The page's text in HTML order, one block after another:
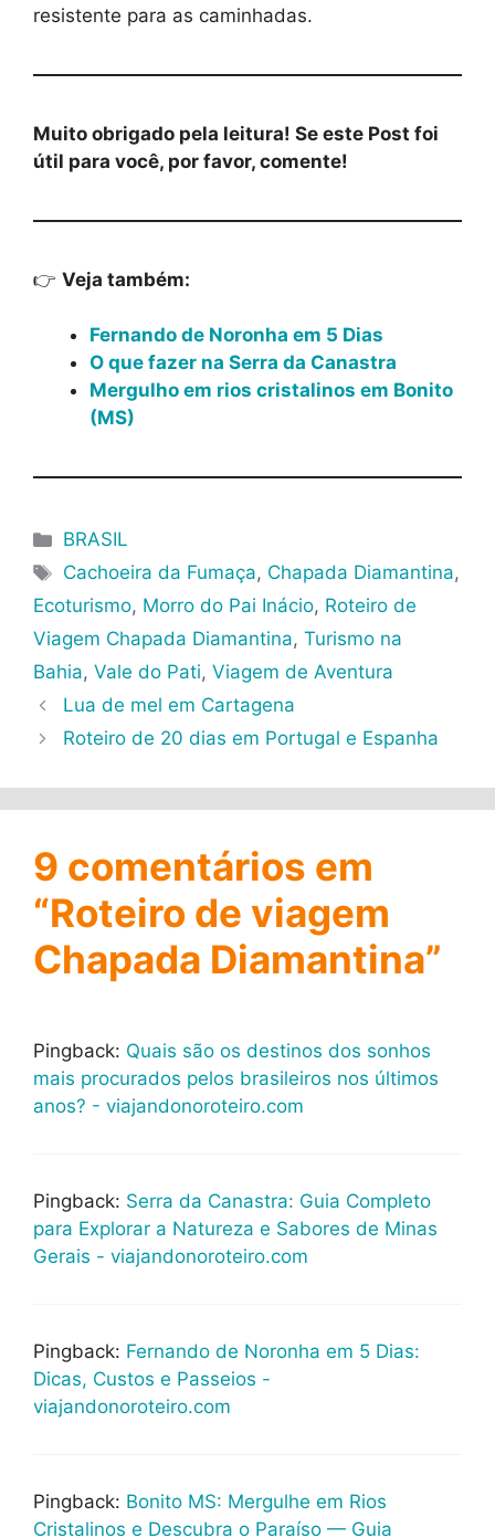
resistente para as caminhadas.
Muito obrigado pela leitura! Se este Post foi
útil para você, por favor, comente!
👉 Veja também:
Fernando de Noronha em 5 Dias
O que fazer na Serra da Canastra
Mergulho em rios cristalinos em Bonito
(MS)
Categorias
BRASIL
Tags
Cachoeira da Fumaça, Chapada Diamantina,
Ecoturismo, Morro do Pai Inácio, Roteiro de
Viagem Chapada Diamantina, Turismo na
Bahia, Vale do Pati, Viagem de Aventura
Lua de mel em Cartagena
Roteiro de 20 dias em Portugal e Espanha
9 comentários em
“Roteiro de viagem
Chapada Diamantina”
Pingback: Quais são os destinos dos sonhos
mais procurados pelos brasileiros nos últimos
anos? - viajandonoroteiro.com
Pingback: Serra da Canastra: Guia Completo
para Explorar a Natureza e Sabores de Minas
Gerais - viajandonoroteiro.com
Pingback: Fernando de Noronha em 5 Dias:
Dicas, Custos e Passeios -
viajandonoroteiro.com
Pingback: Bonito MS: Mergulhe em Rios
Cristalinos e Descubra o Paraíso — Guia